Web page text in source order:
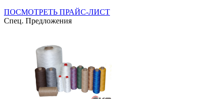
ПОСМОТРЕТЬ ПРАЙС-ЛИСТ
Спец. Предложения